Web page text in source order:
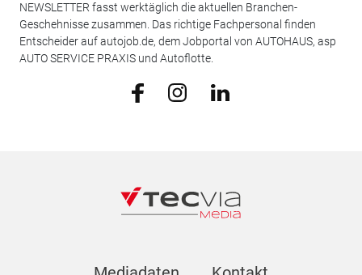
NEWSLETTER fasst werktäglich die aktuellen Branchen-
Geschehnisse zusammen. Das richtige Fachpersonal finden
Entscheider auf autojob.de, dem Jobportal von AUTOHAUS, asp
AUTO SERVICE PRAXIS und Autoflotte.